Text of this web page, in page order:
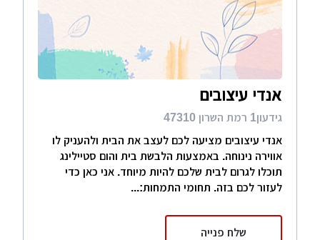
אנדי עיצובים
גידעון1 רמת השרון 47310
אנדי עיצובים מציעה לכם לעצב את הבית ולהעניק לו
אווירה נינוחה. באמצעות הלבשת בית והום סטיילינג
תוכלו לגרום לבית שלכם להיות מיוחד. אני כאן כדי
לעזור לכם בזה. תחומי התמחות:...
שלח פנייה